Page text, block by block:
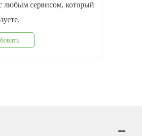
любым сервисом, который